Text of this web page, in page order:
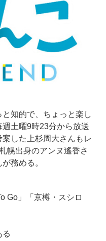
と知的で、ちょっと楽し
土曜9時23分から放送
した上杉周大さんもレ
幌出身のアンヌ遙香さ
務める。
Go」「京樽・スシロ